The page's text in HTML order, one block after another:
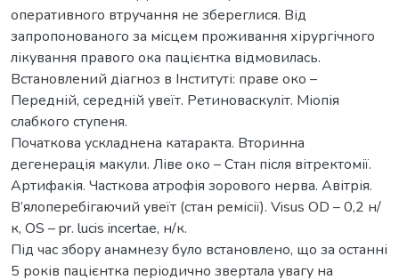
оперативного втручання не збереглися. Від
запропонованого за місцем проживання хірургічного
лікування правого ока пацієнтка відмовилась.
Встановлений діагноз в Інституті: праве око –
Передній, середній увеїт. Ретиноваскуліт. Міопія
слабкого ступеня.
Початкова ускладнена катаракта. Вторинна
дегенерація макули. Ліве око – Стан після вітректомії.
Артифакія. Часткова атрофія зорового нерва. Авітрія.
В’ялоперебігаючий увеїт (стан ремісії). Visus OD – 0,2 н/
к, OS – pr. lucis incertae, н/к.
Під час збору анамнезу було встановлено, що за останні
5 років пацієнтка періодично звертала увагу на